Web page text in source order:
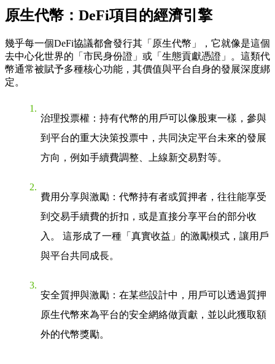
原生代幣：DeFi項目的經濟引擎
幾乎每一個DeFi協議都會發行其「原生代幣」，它就像是這個
去中心化世界的「市民身份證」或「生態貢獻憑證」。這類代
幣通常被賦予多種核心功能，其價值與平台自身的發展深度綁
定。
治理投票權 ：持有代幣的用戶可以像股東一樣，參與
到平台的重大決策投票中，共同決定平台未來的發展
方向，例如手續費調整、上線新交易對等。
費用分享與激勵 ：代幣持有者或質押者，往往能享受
到交易手續費的折扣，或是直接分享平台的部分收
入。 這形成了一種「真實收益」的激勵模式，讓用戶
與平台共同成長。
安全質押與激勵 ：在某些設計中，用戶可以透過質押
原生代幣來為平台的安全網絡做貢獻，並以此獲取額
外的代幣獎勵。